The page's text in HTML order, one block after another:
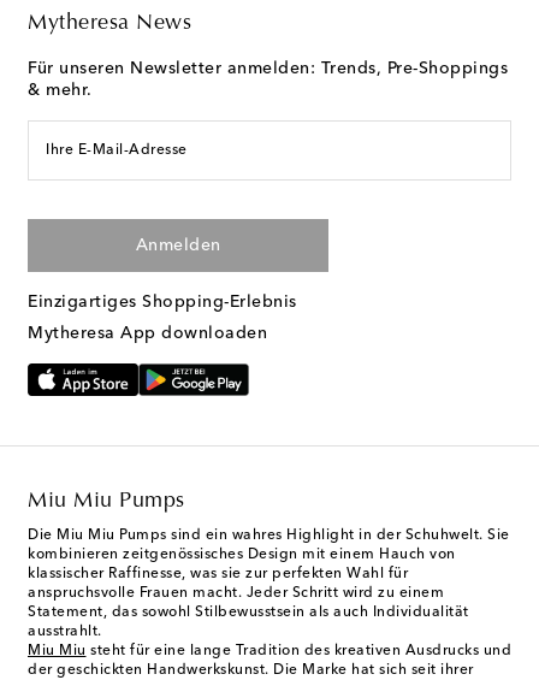
Mytheresa News
Für unseren Newsletter anmelden: Trends, Pre-Shoppings
& mehr.
Ihre E-Mail-Adresse
Anmelden
Einzigartiges Shopping-Erlebnis
Mytheresa App downloaden
Miu Miu Pumps
Die Miu Miu Pumps sind ein wahres Highlight in der Schuhwelt. Sie
kombinieren zeitgenössisches Design mit einem Hauch von
klassischer Raffinesse, was sie zur perfekten Wahl für
anspruchsvolle Frauen macht. Jeder Schritt wird zu einem
Statement, das sowohl Stilbewusstsein als auch Individualität
ausstrahlt.
Miu Miu steht für eine lange Tradition des kreativen Ausdrucks und
der geschickten Handwerkskunst. Die Marke hat sich seit ihrer